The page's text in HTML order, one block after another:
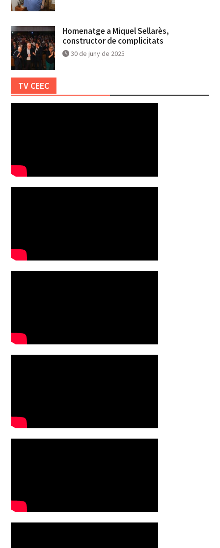
Homenatge a Miquel Sellarès,
constructor de complicitats
30 de juny de 2025
TV CEEC